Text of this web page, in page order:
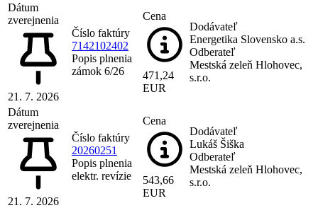
Dátum
zverejnenia
21. 7. 2026
Číslo faktúry
7142102402
Popis plnenia
zámok 6/26
Cena
471,24
EUR
Dodávateľ
Energetika Slovensko a.s.
Odberateľ
Mestská zeleň Hlohovec,
s.r.o.
Dátum
zverejnenia
21. 7. 2026
Číslo faktúry
20260251
Popis plnenia
elektr. revízie
Cena
543,66
EUR
Dodávateľ
Lukáš Šiška
Odberateľ
Mestská zeleň Hlohovec,
s.r.o.